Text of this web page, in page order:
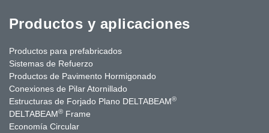
Productos y aplicaciones
Productos para prefabricados
Sistemas de Refuerzo
Productos de Pavimento Hormigonado
Conexiones de Pilar Atornillado
Estructuras de Forjado Plano DELTABEAM®
DELTABEAM® Frame
Economía Circular